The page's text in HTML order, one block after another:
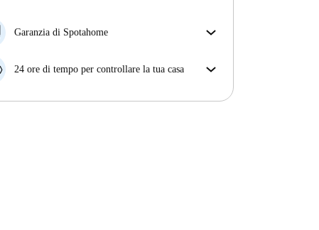
Garanzia di Spotahome
con breve preavviso, noi A) ti pagheremo un hotel e
B) ti rimborseremo totalmente
24 ore di tempo per controllare la tua casa